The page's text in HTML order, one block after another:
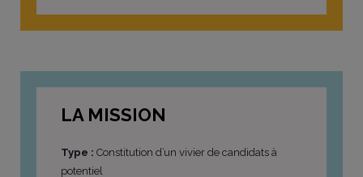
LA MISSION
Type : Constitution d’un vivier de candidats à
potentiel